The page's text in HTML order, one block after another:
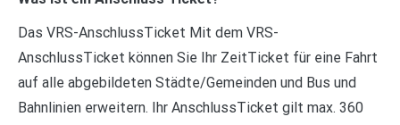
Das VRS-AnschlussTicket Mit dem VRS-
AnschlussTicket können Sie Ihr ZeitTicket für eine Fahrt
auf alle abgebildeten Städte/Gemeinden und Bus und
Bahnlinien erweitern. Ihr AnschlussTicket gilt max. 360